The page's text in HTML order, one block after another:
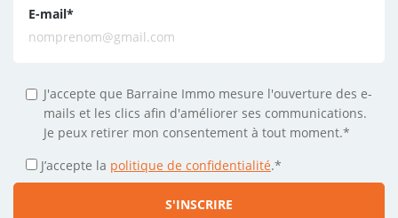
E-mail*
J'accepte que Barraine Immo mesure l'ouverture des e-
mails et les clics afin d'améliorer ses communications.
Je peux retirer mon consentement à tout moment.*
J’accepte la politique de confidentialité.*